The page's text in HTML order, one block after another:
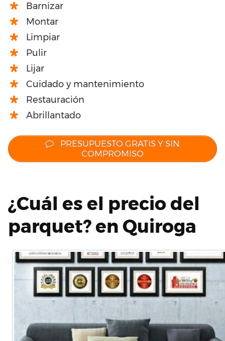
Barnizar
Montar
Limpiar
Pulir
Lijar
Cuidado y mantenimiento
Restauración
Abrillantado
PRESUPUESTO GRATIS Y SIN
COMPROMISO
¿Cuál es el precio del
parquet? en Quiroga